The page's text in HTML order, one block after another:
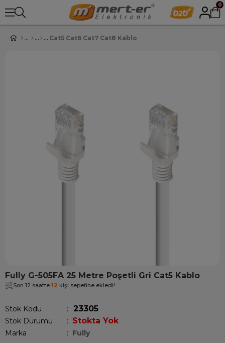
0
Cat5 Cat6 Cat7 Cat8 Kablo
Fully G-505FA 25 Metre Poşetli Gri Cat5 Kablo
Son 12 saatte 12 kişi sepetine ekledi!
Stok Kodu 23305
Stok Durumu : Stokta Yok
Marka : Fully